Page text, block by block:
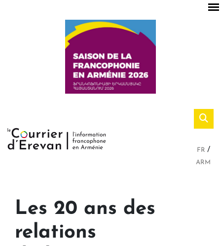
FR
ARM
Les 20 ans des
relations